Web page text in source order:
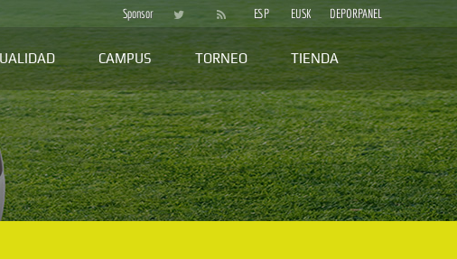
Sponsor ESP EUSK DEPORPANEL
CAMPUS TORNEO TIENDA